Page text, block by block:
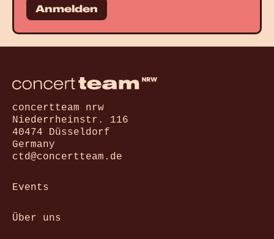
Anmelden
concertteam nrw
Niederrheinstr. 116
40474 Düsseldorf
Germany
ctd@concertteam.de
Events
Über uns